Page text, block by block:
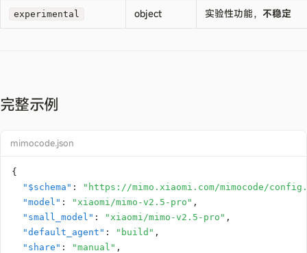
experimental object 实验性功能， 不稳定
完整示例
mimocode.json
{
"$schema" :
"https://mimo.xiaomi.com/mimocode/
"model" : "xiaomi/mimo-v2.5-pro" ,
"small_model" : "xiaomi/mimo-v2.5-pro" ,
"default_agent" : "build" ,
"share" : "manual" ,